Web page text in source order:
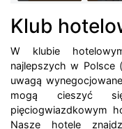
Klub
W klubie
najlepszych w Polsce
uwagą
mogą cieszyć
pięciogwiazdkowym
Nasze hotele